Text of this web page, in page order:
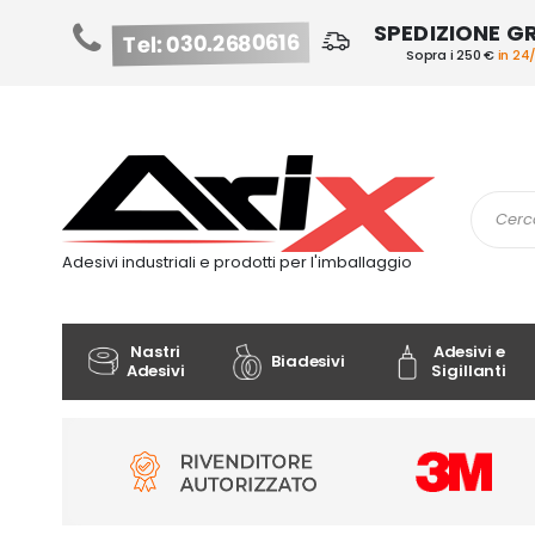
Tel: 030.2680616 SPEDIZIONE
Sopra i 250 €in
contenuto
Adesivi industriali e prodotti per l'imballaggio
Cerca
Nastri
Adesivi
Biadesivi
Adesivi e
Sigillanti